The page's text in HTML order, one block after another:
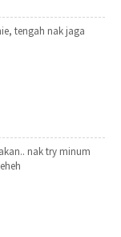
tengah nak jaga
nak try minum